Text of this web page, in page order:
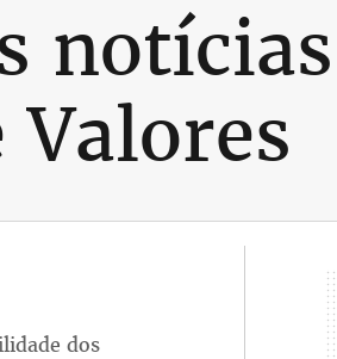
Valores
dos